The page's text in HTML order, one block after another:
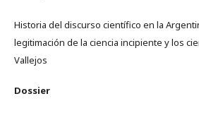
Historia del discurso científico en la
legitimación de la ciencia incipiente y los
Vallejos
Dossier